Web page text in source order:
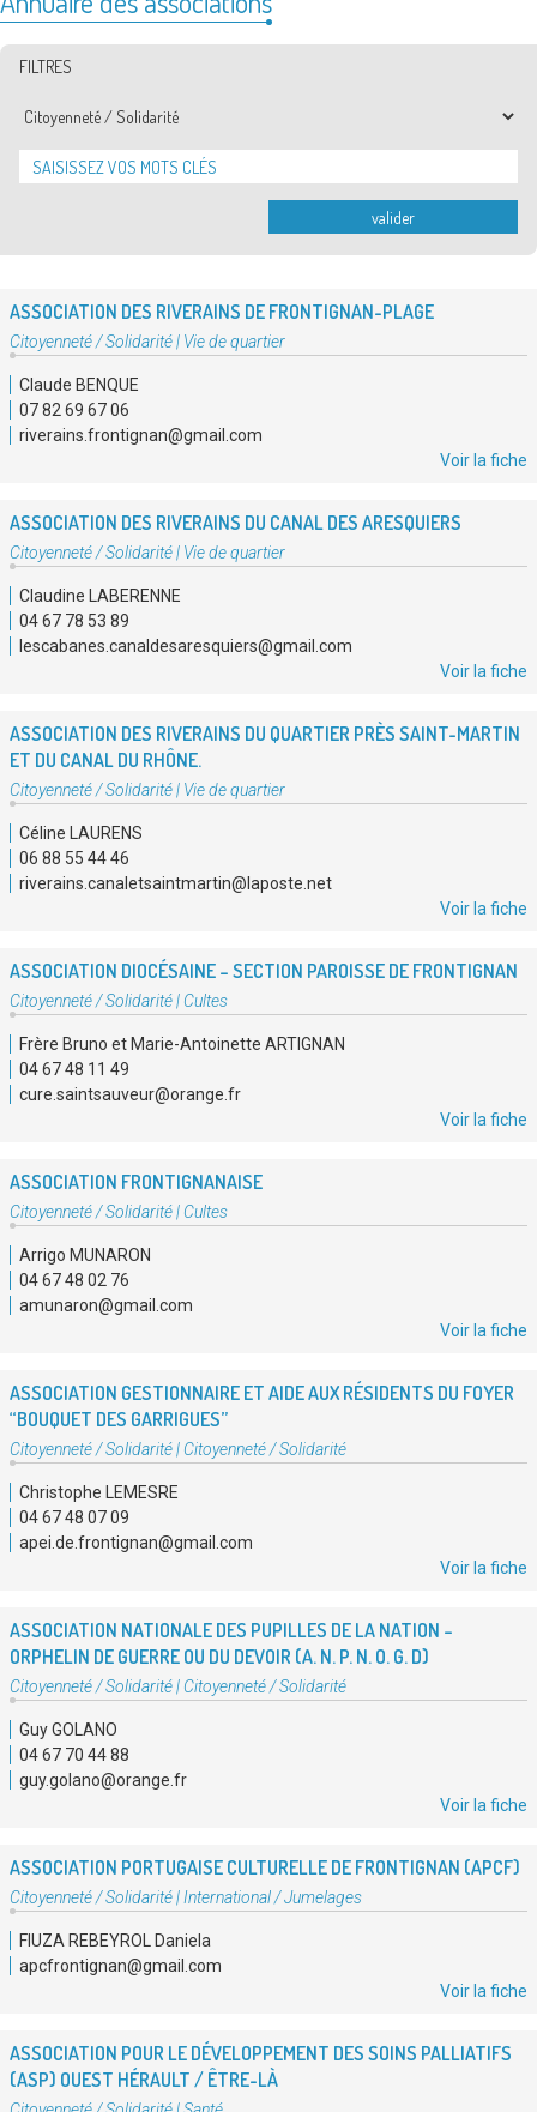
FILTRES
Thématiques
valider
ASSOCIATION DES RIVERAINS DE FRONTIGNAN-PLAGE
Type
:
Citoyenneté / Solidarité| Vie de quartier
Claude BENQUE
07 82 69 67 06
riverains.frontignan@gmail.com
Voir la fiche
ASSOCIATION DES RIVERAINS DU CANAL DES ARESQUIERS
Type
:
Citoyenneté / Solidarité| Vie de quartier
Claudine LABERENNE
04 67 78 53 89
lescabanes.canaldesaresquiers@gmail.com
Voir la fiche
ASSOCIATION DES RIVERAINS DU QUARTIER PRÈS SAINT-MARTIN
ET DU CANAL DU RHÔNE.
Type
:
Citoyenneté / Solidarité| Vie de quartier
Céline LAURENS
06 88 55 44 46
riverains.canaletsaintmartin@laposte.net
Voir la fiche
ASSOCIATION DIOCÉSAINE – SECTION PAROISSE DE FRONTIGNAN
Type
:
Citoyenneté / Solidarité| Cultes
Frère Bruno et Marie-Antoinette ARTIGNAN
04 67 48 11 49
cure.saintsauveur@orange.fr
Voir la fiche
ASSOCIATION FRONTIGNANAISE
Type
:
Citoyenneté / Solidarité| Cultes
Arrigo MUNARON
04 67 48 02 76
amunaron@gmail.com
Voir la fiche
ASSOCIATION GESTIONNAIRE ET AIDE AUX RÉSIDENTS DU FOYER
“BOUQUET DES GARRIGUES”
Type
:
Citoyenneté / Solidarité| Citoyenneté / Solidarité
Christophe LEMESRE
04 67 48 07 09
apei.de.frontignan@gmail.com
Voir la fiche
ASSOCIATION NATIONALE DES PUPILLES DE LA NATION –
ORPHELIN DE GUERRE OU DU DEVOIR (A. N. P. N. O. G. D)
Type
:
Citoyenneté / Solidarité| Citoyenneté / Solidarité
Guy GOLANO
04 67 70 44 88
guy.golano@orange.fr
Voir la fiche
ASSOCIATION PORTUGAISE CULTURELLE DE FRONTIGNAN (APCF)
Type
:
Citoyenneté / Solidarité| International / Jumelages
FIUZA REBEYROL Daniela
apcfrontignan@gmail.com
Voir la fiche
ASSOCIATION POUR LE DÉVELOPPEMENT DES SOINS PALLIATIFS
(ASP) OUEST HÉRAULT / ÊTRE-LÀ